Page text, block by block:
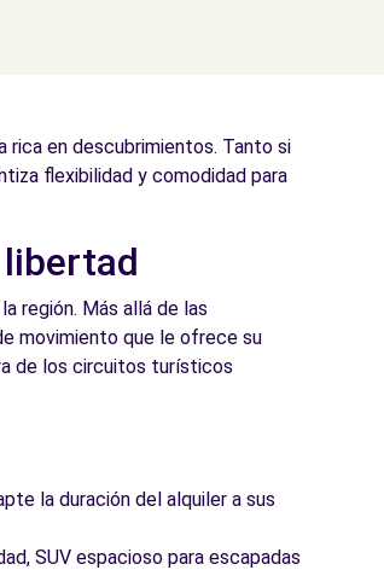
rica en descubrimientos. Tanto si
flexibilidad y comodidad para
región. Más allá de las
movimiento que le ofrece su
de los circuitos turísticos
la duración del alquiler a sus
SUV espacioso para escapadas